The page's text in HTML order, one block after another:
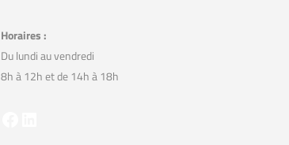
Horaires :
Du lundi au vendredi
8h à 12h et de 14h à 18h